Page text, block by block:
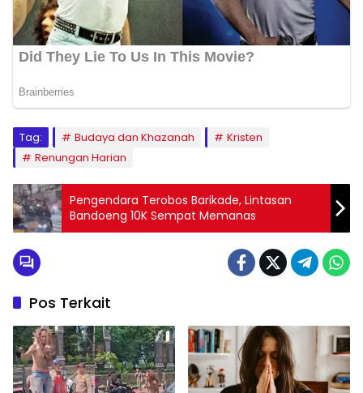
Tag: Budaya dan Khazanah
Kristen
Renungan Harian
Pengendara Terobos Barikade, Lintasan
Bandoeng 10K Sempat Memanas
Pos Terkait